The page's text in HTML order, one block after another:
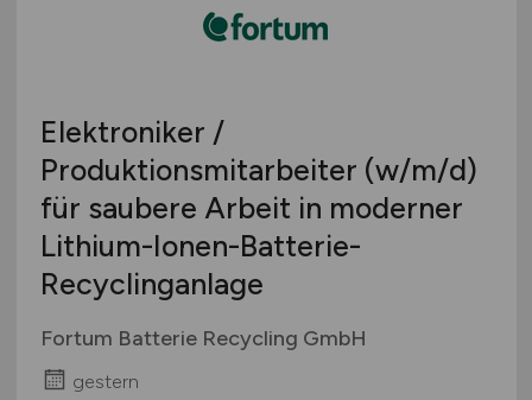
Elektroniker /
Produktionsmitarbeiter (w/m/d)
für saubere Arbeit in moderner
Lithium-Ionen-Batterie-
Recyclinganlage
Fortum Batterie Recycling GmbH
gestern